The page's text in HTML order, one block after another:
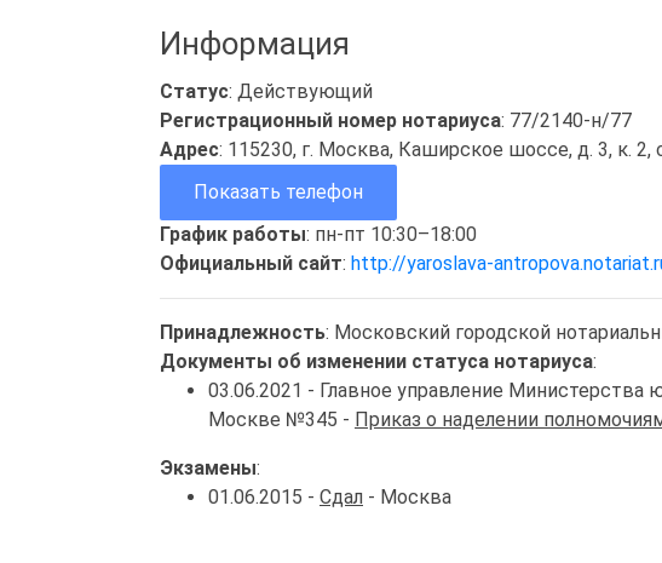
Информация
Статус: Действующий
Регистрационный номер нотариуса: 77/2140-н/77
Адрес: 115230, г. Москва, Каширское шоссе, д. 3, к.
Показать телефон
График работы: пн-пт 10:30–18:00
Официальный сайт: http://yaroslava-
Принадлежность: Московский городской
Документы об изменении статуса нотариуса:
03.06.2021 - Главное управление
Москве №345 - Приказ о наделении
Экзамены:
01.06.2015 - Сдал - Москва